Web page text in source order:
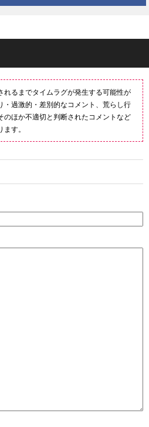
れるまでタイムラグが発生する可能性が
・過激的・差別的なコメント、荒らし行
のほか不適切と判断されたコメントなど
す。